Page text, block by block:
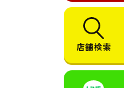
店舗検索